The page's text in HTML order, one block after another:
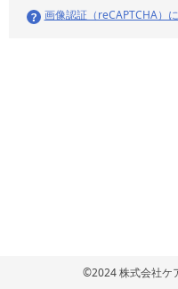
画像認証（reCAPTCHA）
©2024 株式会社ケ